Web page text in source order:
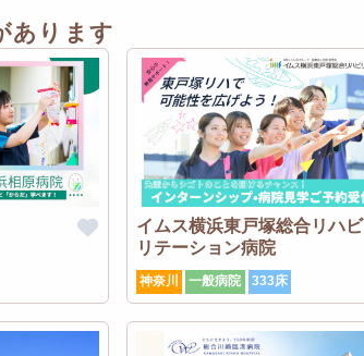
あります
イムス横浜東戸塚総合リハビ
リテーション病院
神奈川 一般病院 333床